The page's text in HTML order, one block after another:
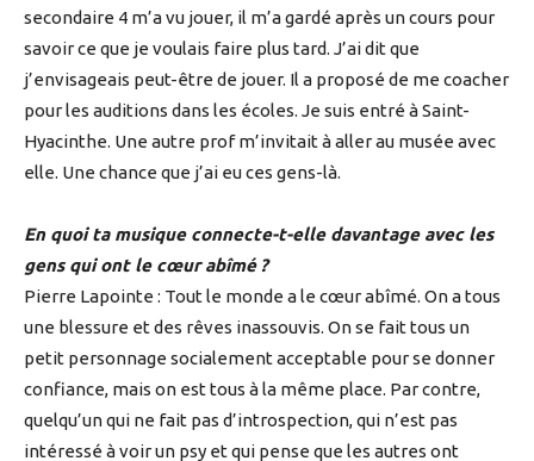
secondaire 4 m’a vu jouer, il m’a gardé après un cours pour
savoir ce que je voulais faire plus tard. J’ai dit que
j’envisageais peut-être de jouer. Il a proposé de me coacher
pour les auditions dans les écoles. Je suis entré à Saint-
Hyacinthe. Une autre prof m’invitait à aller au musée avec
elle. Une chance que j’ai eu ces gens-là.
En quoi ta musique connecte-t-elle davantage avec les
gens qui ont le cœur abîmé ?
Pierre Lapointe : Tout le monde a le cœur abîmé. On a tous
une blessure et des rêves inassouvis. On se fait tous un
petit personnage socialement acceptable pour se donner
confiance, mais on est tous à la même place. Par contre,
quelqu’un qui ne fait pas d’introspection, qui n’est pas
intéressé à voir un psy et qui pense que les autres ont